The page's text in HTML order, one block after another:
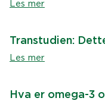
Les mer
Transtudien:
Les mer
Hva er omega-3